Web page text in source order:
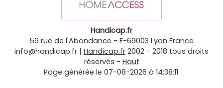
Handicap.fr
59 rue de l'Abondance - F-69003 Lyon France
info@handicap.fr | Handicap.fr 2002 - 2018 tous droits
réservés - Haut
Page générée le 07-08-2026 à 14:38:11.